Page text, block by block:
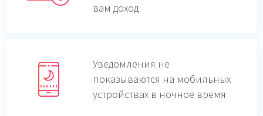
вам доход
Уведомления не
показываются на мобильных
устройствах в ночное время